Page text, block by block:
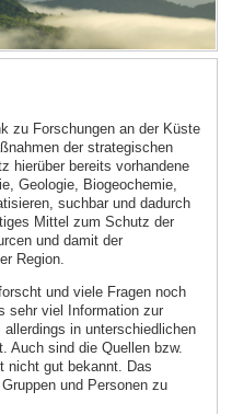
zu Forschungen an der Küste
der strategischen
hierüber bereits vorhandene
Geologie, Biogeochemie,
suchbar und dadurch
Mittel zum Schutz der
und damit der
Region.
und viele Fragen noch
sehr viel Information zur
in unterschiedlichen
Auch sind die Quellen bzw.
nicht gut bekannt. Das
und Personen zu